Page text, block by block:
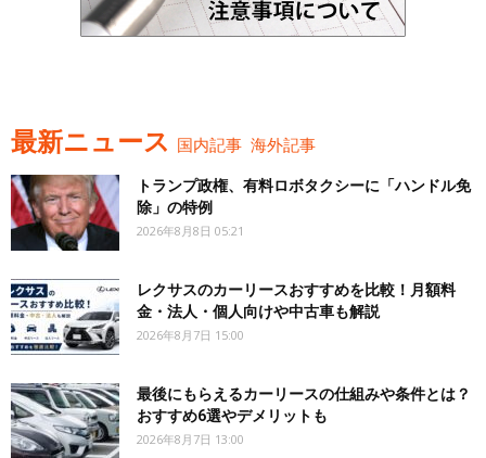
最新ニュース 国内記事 海外記事
トランプ政権、有料ロボタクシーに「ハンドル免
除」の特例
2026年8月8日 05:21
レクサスのカーリースおすすめを比較！月額料
金・法人・個人向けや中古車も解説
2026年8月7日 15:00
最後にもらえるカーリースの仕組みや条件とは？
おすすめ6選やデメリットも
2026年8月7日 13:00